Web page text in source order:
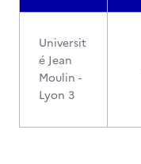
Universit
é Jean
Moulin -
Lyon 3